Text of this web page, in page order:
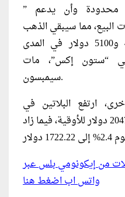
” أتوقع أن تظل الارتفاعات محدودة وأن يدعم
البيع، مما سيبقي الذهب
في نطاق يتراوح بين 4700 و5100 دولار في المدى
“ستون إكس”، مات
سيمبسون.
ارتفع البلاتين في
المعاملات الفورية 2% إلى 2047.75 دولار للأوقية، فيما زاد
من إيكونومي بلس عبر
واتس اب اضغط هنا